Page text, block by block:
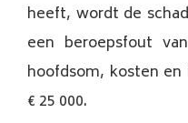
heeft, wordt de
een beroepsfout
hoofdsom, kosten
€ 25 000.